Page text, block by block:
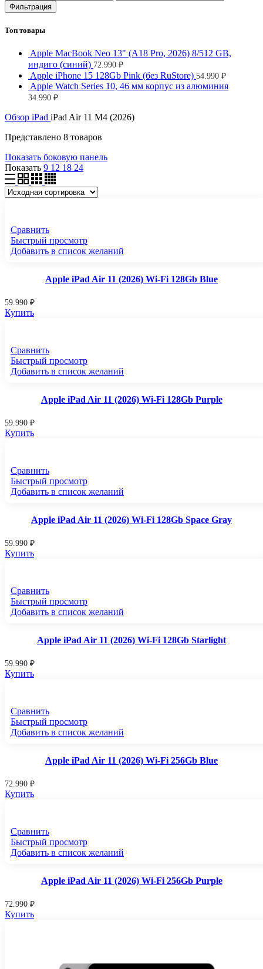
Фильтрация
Топ товары
Apple MacBook Neo 13" (A18 Pro, 2026) 8/512 GB,
индиго (синий) 72.990 ₽
Apple iPhone 15 128Gb Pink (без RuStore) 54.990 ₽
Apple Watch Series 10, 46 мм корпус из алюминия
34.990 ₽
Обзор iPad iPad Air 11 M4 (2026)
Представлено 8 товаров
Показать боковую панель
Показать 9 12 18 24
Сравнить
Быстрый просмотр
Добавить в список желаний
Apple iPad Air 11 (2026) Wi-Fi 128Gb Blue
59.990 ₽
Купить
Сравнить
Быстрый просмотр
Добавить в список желаний
Apple iPad Air 11 (2026) Wi-Fi 128Gb Purple
59.990 ₽
Купить
Сравнить
Быстрый просмотр
Добавить в список желаний
Apple iPad Air 11 (2026) Wi-Fi 128Gb Space Gray
59.990 ₽
Купить
Сравнить
Быстрый просмотр
Добавить в список желаний
Apple iPad Air 11 (2026) Wi-Fi 128Gb Starlight
59.990 ₽
Купить
Сравнить
Быстрый просмотр
Добавить в список желаний
Apple iPad Air 11 (2026) Wi-Fi 256Gb Blue
72.990 ₽
Купить
Сравнить
Быстрый просмотр
Добавить в список желаний
Apple iPad Air 11 (2026) Wi-Fi 256Gb Purple
72.990 ₽
Купить